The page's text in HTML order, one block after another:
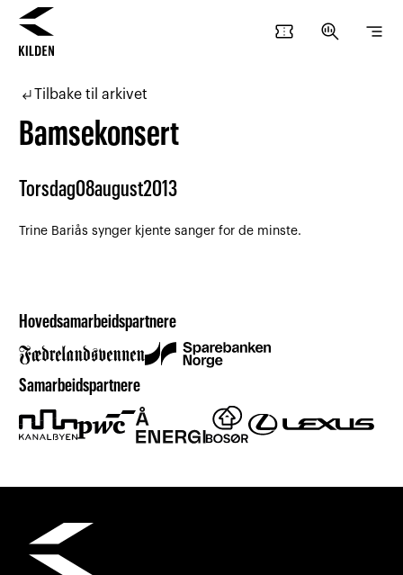
confirmation_number search_insights segment
subdirectory_arrow_leftTilbake til arkivet
Bamsekonsert
Torsdag08august2013
Trine Bariås synger kjente sanger for de minste.
Hovedsamarbeidspartnere
Samarbeidspartnere